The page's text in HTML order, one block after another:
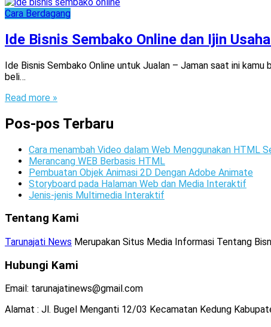
Cara Berdagang
Ide Bisnis Sembako Online dan Ijin
Ide Bisnis Sembako Online untuk Jualan – Jaman saat ini
beli…
Read more »
Pos-pos Terbaru
Cara menambah Video dalam Web Menggunakan HTML
Merancang WEB Berbasis HTML
Pembuatan Objek Animasi 2D Dengan Adobe Animate
Storyboard pada Halaman Web dan Media Interaktif
Jenis-jenis Multimedia Interaktif
Tentang Kami
Tarunajati News Merupakan Situs Media Informasi Tentang
Hubungi Kami
Email: tarunajatinews@gmail.com
Alamat : Jl. Bugel Menganti 12/03 Kecamatan Kedung